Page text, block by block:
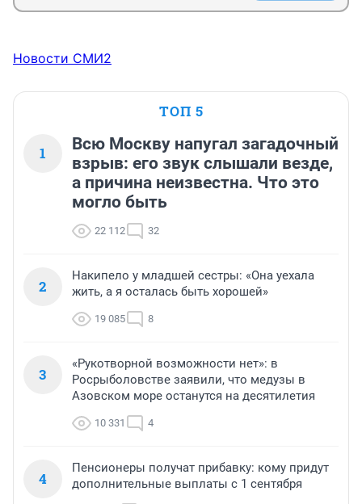
Новости СМИ2
ТОП 5
1
Всю Москву напугал загадочный
взрыв: его звук слышали везде,
а причина неизвестна. Что это
могло быть
22 112 32
2
Накипело у младшей сестры: «Она уехала
жить, а я осталась быть хорошей»
19 085 8
3
«Рукотворной возможности нет»: в
Росрыболовстве заявили, что медузы в
Азовском море останутся на десятилетия
10 331 4
4
Пенсионеры получат прибавку: кому придут
дополнительные выплаты с 1 сентября